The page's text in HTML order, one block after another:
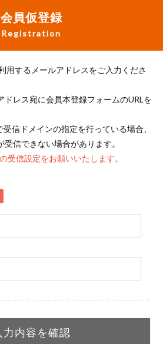
会員仮登録
Registration
用するメールアドレスをご入力くださ
ドレス宛に会員本登録フォームのURLを
信ドメインの指定を行っている場合、
信できない場合があります。
受信設定をお願いいたします。